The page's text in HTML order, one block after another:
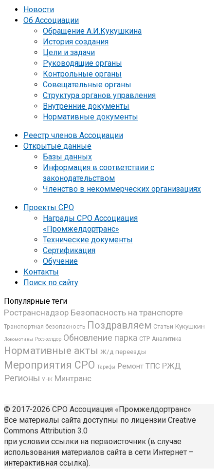
Новости
Об Ассоциации
Обращение А.И.Кукушкина
История создания
Цели и задачи
Руководящие органы
Контрольные органы
Совещательные органы
Структура органов управления
Внутренние документы
Нормативные документы
Реестр членов Ассоциации
Открытые данные
Базы данных
Информация в соответствии с
законодательством
Членство в некоммерческих организациях
Проекты СРО
Награды СРО Ассоциация
«Промжелдортранс»
Технические документы
Сертификация
Обучение
Контакты
Поиск по сайту
Популярные теги
Ространснадзор Безопасность на транспорте
Транспортная безопасность Поздравляем Статьи Кукушкин
Локомотивы Росжелдор Обновление парка СТР Аналитика
Нормативные акты Ж/д переезды
Мероприятия СРО Тарифы Ремонт ТПС РЖД
Регионы УНК Минтранс
© 2017-2026 СРО Ассоциация «Промжелдортранс»
Все материалы сайта доступны по лицензии Creative
Commons Attribution 3.0
при условии ссылки на первоисточник (в случае
использования материалов сайта в сети Интернет –
интерактивная ссылка).